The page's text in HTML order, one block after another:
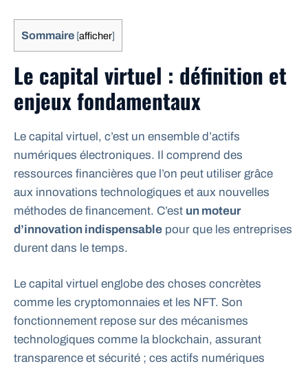
Sommaire [afficher]
Le capital virtuel : définition et
enjeux fondamentaux
Le capital virtuel, c’est un ensemble d’actifs
numériques électroniques. Il comprend des
ressources financières que l’on peut utiliser grâce
aux innovations technologiques et aux nouvelles
méthodes de financement. C’est un moteur
d’innovation indispensable pour que les entreprises
durent dans le temps.
Le capital virtuel englobe des choses concrètes
comme les cryptomonnaies et les NFT. Son
fonctionnement repose sur des mécanismes
technologiques comme la blockchain, assurant
transparence et sécurité ; ces actifs numériques